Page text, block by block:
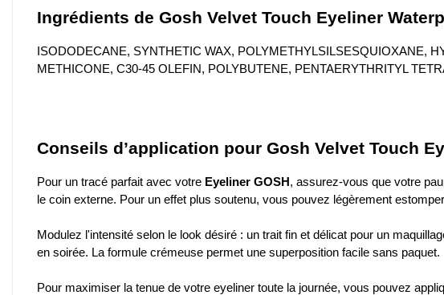
Ingrédients de Gosh Velvet Touch Eyeliner
ISODODECANE, SYNTHETIC WAX, POLYMETHYLSILSESQUIOXANE,
METHICONE, C30-45 OLEFIN, POLYBUTENE, PENTAERYTHRITYL
Conseils d’application pour Gosh Velvet Touch
Pour un tracé parfait avec votre Eyeliner GOSH, assurez-vous que votre
le coin externe. Pour un effet plus soutenu, vous pouvez légèrement
Modulez l'intensité selon le look désiré : un trait fin et délicat pour un
en soirée. La formule crémeuse permet une superposition facile sans paquet.
Pour maximiser la tenue de votre eyeliner toute la journée, vous pouvez